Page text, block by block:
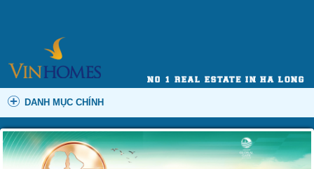
DANH MỤC CHÍNH